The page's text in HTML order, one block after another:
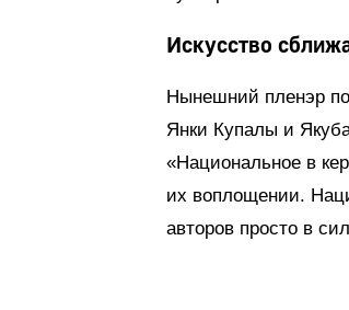
Искусство
Нынешний пленэр
Янки Купалы и
«Национальное в
их воплощении.
авторов просто в